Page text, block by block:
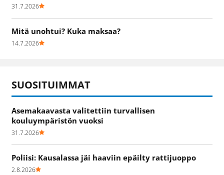
31.7.2026
Mitä unohtui? Kuka maksaa?
14.7.2026
SUOSITUIMMAT
Asemakaavasta valitettiin turvallisen
kouluympäristön vuoksi
31.7.2026
Poliisi: Kausalassa jäi haaviin epäilty rattijuoppo
2.8.2026